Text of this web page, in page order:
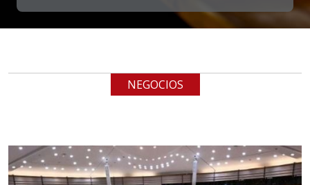
Requiere:
TUBERÍA INOXIDABLE
cualquiera
Empresa en Jalisco
Requiere:
NEGOCIOS